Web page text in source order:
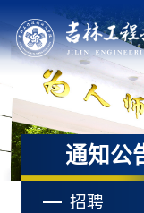
通知公
招聘